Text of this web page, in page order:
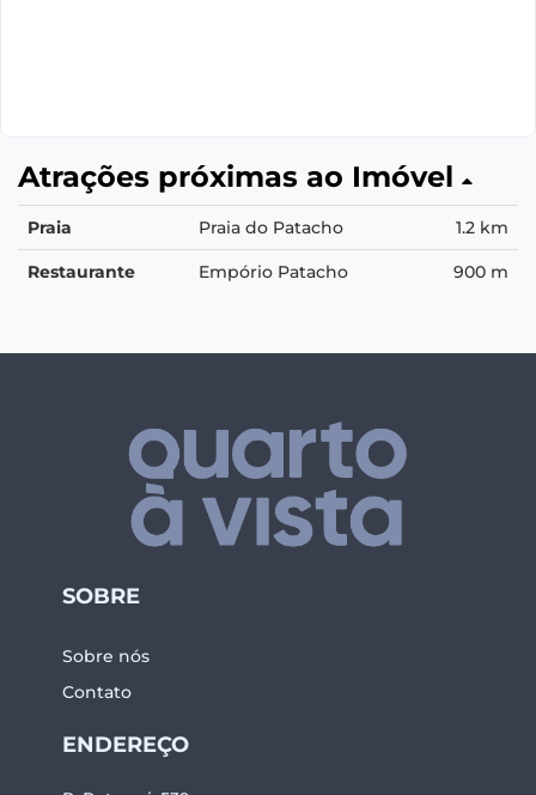
Atrações próximas ao Imóvel
Praia Praia do Patacho 1.2 km
Restaurante Empório Patacho 900 m
SOBRE
Sobre nós
Contato
ENDEREÇO